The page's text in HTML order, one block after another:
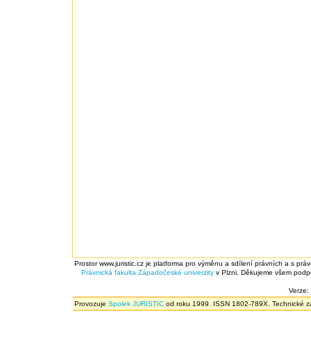
Prostor www.juristic.cz je platforma pro výměnu a sdílení právních a s
Právnická fakulta Západočeské univerzity v Plzni. Děkujeme všem
Verze:
Provozuje Spolek JURISTIC od roku 1999. ISSN 1802-789X. Technické